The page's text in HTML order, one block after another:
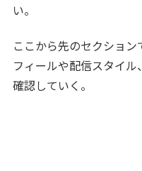
い。
ここから先のセクショ
フィールや配信スタイ
確認していく。